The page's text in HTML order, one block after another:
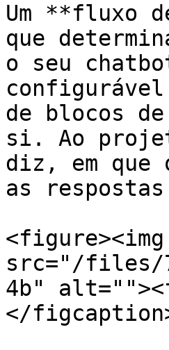
Um **fluxo
que
o seu
configurável
de blocos de
si. Ao
diz, em que
as
<figure><img
src="/files/
4b"
</